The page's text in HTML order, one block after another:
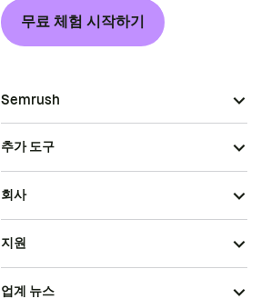
무료 체험 시작하기
Semrush
추가 도구
회사
지원
업계 뉴스